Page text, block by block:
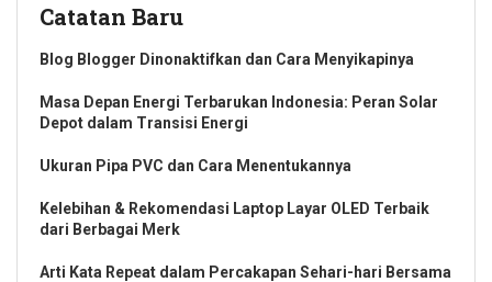
Catatan Baru
Blog Blogger Dinonaktifkan dan Cara Menyikapinya
Masa Depan Energi Terbarukan Indonesia: Peran Solar
Depot dalam Transisi Energi
Ukuran Pipa PVC dan Cara Menentukannya
Kelebihan & Rekomendasi Laptop Layar OLED Terbaik
dari Berbagai Merk
Arti Kata Repeat dalam Percakapan Sehari-hari Bersama